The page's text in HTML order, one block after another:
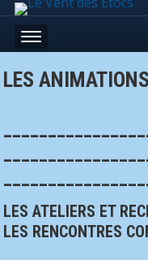
LES
LES ATELIERS ET
LES RENCONTRES